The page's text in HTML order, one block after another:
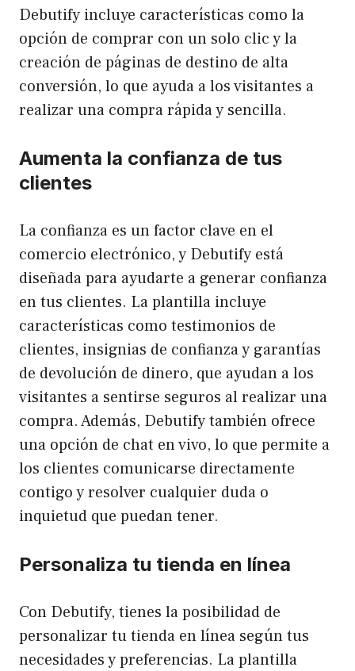
Debutify incluye características como la
opción de comprar con un solo clic y la
creación de páginas de destino de alta
conversión, lo que ayuda a los visitantes a
realizar una compra rápida y sencilla.
Aumenta la confianza de tus
clientes
La confianza es un factor clave en el
comercio electrónico, y Debutify está
diseñada para ayudarte a generar confianza
en tus clientes. La plantilla incluye
características como testimonios de
clientes, insignias de confianza y garantías
de devolución de dinero, que ayudan a los
visitantes a sentirse seguros al realizar una
compra. Además, Debutify también ofrece
una opción de chat en vivo, lo que permite a
los clientes comunicarse directamente
contigo y resolver cualquier duda o
inquietud que puedan tener.
Personaliza tu tienda en línea
Con Debutify, tienes la posibilidad de
personalizar tu tienda en línea según tus
necesidades y preferencias. La plantilla